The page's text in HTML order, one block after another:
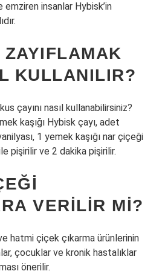
insanlar Hybisk’in
KULLANILIR?
çayını nasıl kullanabilirsiniz?
kaşığı Hybisk çayı, adet
1 yemek kaşığı nar çiçeği
pişirilir ve 2 dakika pişirilir.
VERILIR MI?
hatmi çiçek çıkarma ürünlerinin
çocuklar ve kronik hastalıklar
önerilir.